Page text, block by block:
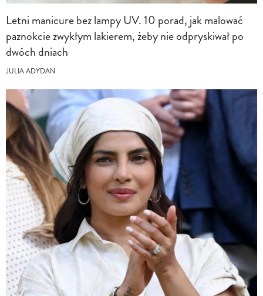
Letni manicure bez lampy UV. 10 porad, jak malować
paznokcie zwykłym lakierem, żeby nie odpryskiwał po
dwóch dniach
JULIA ADYDAN